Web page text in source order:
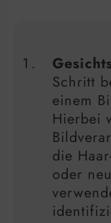
Schritt
einem
Hierbei
die
oder